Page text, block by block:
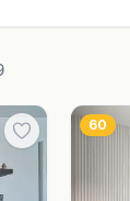
60